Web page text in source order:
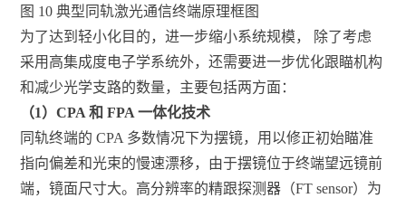
图 10 典型同轨激光通信终端原理框图
为了达到轻小化目的，进一步缩小系统规模， 除了考虑
采用高集成度电子学系统外，还需要进一步优化跟瞄机构
和减少光学支路的数量，主要包括两方面：
（1）CPA 和 FPA 一体化技术
同轨终端的 CPA 多数情况下为摆镜，用以修正初始瞄准
指向偏差和光束的慢速漂移，由于摆镜位于终端望远镜前
端，镜面尺寸大。高分辨率的精跟探测器（FT sensor）为